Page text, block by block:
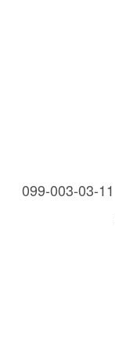
099-003-03-11